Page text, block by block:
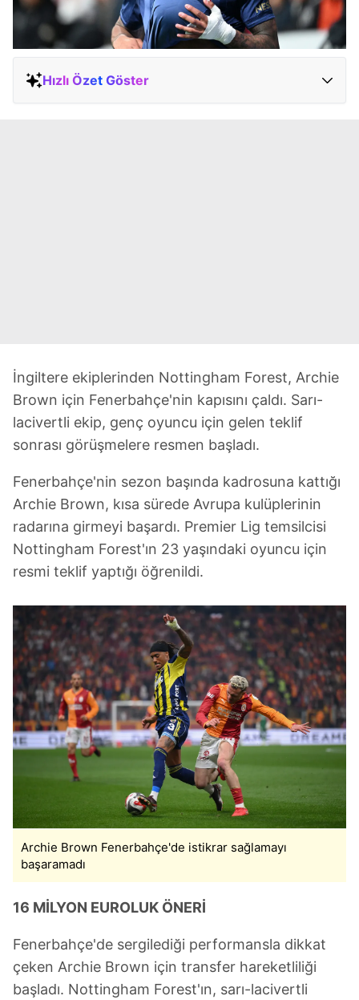
Hızlı Özet Göster
İngiltere ekiplerinden Nottingham Forest, Archie
Brown için Fenerbahçe'nin kapısını çaldı. Sarı-
lacivertli ekip, genç oyuncu için gelen teklif
sonrası görüşmelere resmen başladı.
Fenerbahçe'nin sezon başında kadrosuna kattığı
Archie Brown, kısa sürede Avrupa kulüplerinin
radarına girmeyi başardı. Premier Lig temsilcisi
Nottingham Forest'ın 23 yaşındaki oyuncu için
resmi teklif yaptığı öğrenildi.
Archie Brown Fenerbahçe'de istikrar sağlamayı
başaramadı
16 MİLYON EUROLUK ÖNERİ
Fenerbahçe'de sergilediği performansla dikkat
çeken Archie Brown için transfer hareketliliği
başladı. Nottingham Forest'ın, sarı-lacivertli